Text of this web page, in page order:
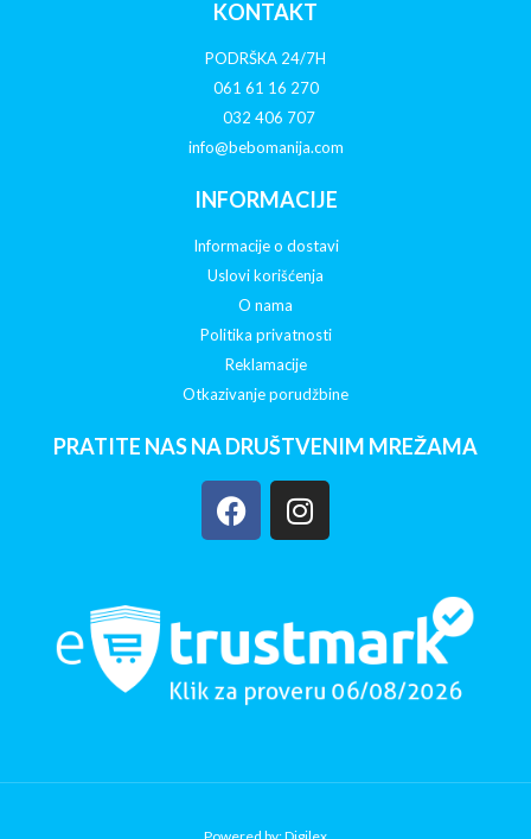
KONTAKT
PODRŠKA 24/7H
061 61 16 270
032 406 707
info@bebomanija.com
INFORMACIJE
Informacije o dostavi
Uslovi korišćenja
O nama
Politika privatnosti
Reklamacije
Otkazivanje porudžbine
PRATITE NAS NA DRUŠTVENIM MREŽAMA